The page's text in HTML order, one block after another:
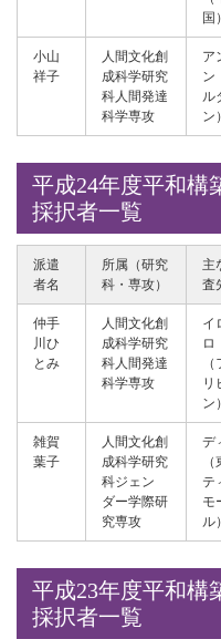
国）
小山
祥子
人間文化創
成科学研究
科人間発達
科学専攻
ア
ン
ル
ン）
平成24年度平和構
採択者一覧
派遣
者名
所属（研究
科・専攻）
主
査
仲手
川ひ
とみ
人間文化創
成科学研究
科人間発達
科学専攻
イ
ロ
リ
ン）
雑賀
葉子
人間文化創
成科学研究
科ジェン
ダー学際研
究専攻
デ
（
テ
モ
ル）
平成23年度平和構
採択者一覧